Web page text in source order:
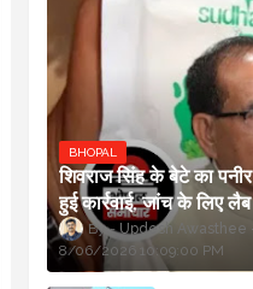
BHOPAL
शिवराज सिंह के बेटे का
हुई कार्रवाई, जांच के लिए
Updesh Awasthee
8/06/2026 10:09:00 PM